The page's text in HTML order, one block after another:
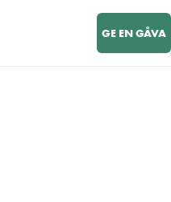
GE EN GÅVA